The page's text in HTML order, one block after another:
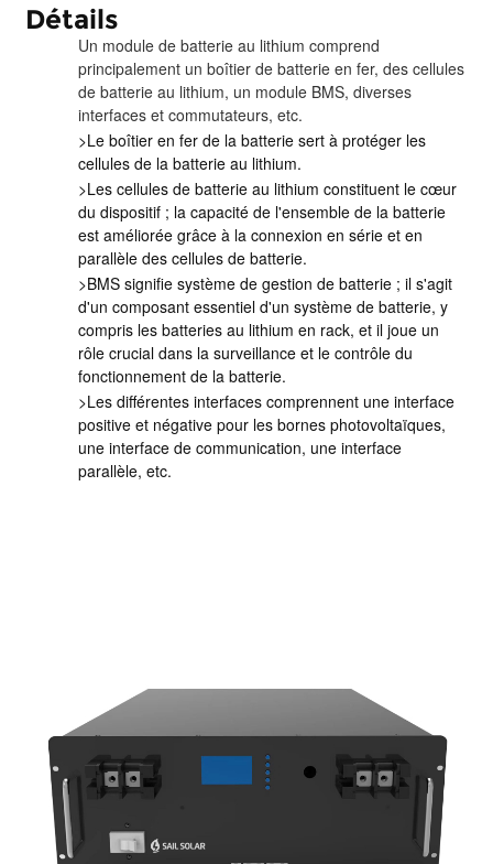
Détails
Un module de batterie au lithium comprend
principalement un boîtier de batterie en fer, des cellules
de batterie au lithium, un module BMS, diverses
interfaces et commutateurs, etc.
>Le boîtier en fer de la batterie sert à protéger les
cellules de la batterie au lithium.
>Les cellules de batterie au lithium constituent le cœur
du dispositif ; la capacité de l'ensemble de la batterie
est améliorée grâce à la connexion en série et en
parallèle des cellules de batterie.
>BMS signifie système de gestion de batterie ; il s'agit
d'un composant essentiel d'un système de batterie, y
compris les batteries au lithium en rack, et il joue un
rôle crucial dans la surveillance et le contrôle du
fonctionnement de la batterie.
>Les différentes interfaces comprennent une interface
positive et négative pour les bornes photovoltaïques,
une interface de communication, une interface
parallèle, etc.